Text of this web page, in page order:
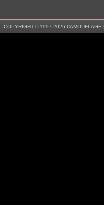
COPYRIGHT © 1997-2026 CAMOUFLAGE-